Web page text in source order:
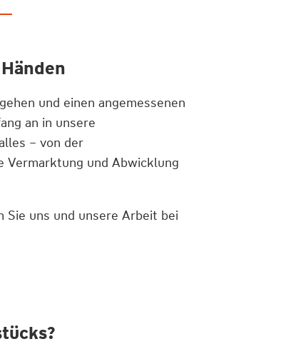
und einen angemessenen
an in unsere
– von der
und Abwicklung
uns und unsere Arbeit bei